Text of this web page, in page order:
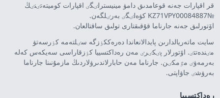
قر اقپارات جەنە قوعامدىق دامۋ مينيسترلٸگٸ اقپارات كوميتەتٸنٸڭ
№KZ71VPY00084887 كۋەلٸگٸ بەرٸلگەن.
اۆتورلىق جەنە جارناما قۇقىقتارى تولىق ساقتالعان.
سايت ماتەريالدارىن پايدالانعاندا دەرەككٶزگە سٸلتەمە كٶرسەتۋ
مٸندەتتٸ. اۆتورلار پٸكٸرٸ مەن رەداكتسييا كٶزقاراسى سەيكەس كەلە
بەرمەۋٸ مٷمكٸن. جارناما مەن حابارلاندىرۋلاردىڭ مازمۇنىنا جارناما
بەرۋشٸ جاۋاپتى.
رەداكتسييا